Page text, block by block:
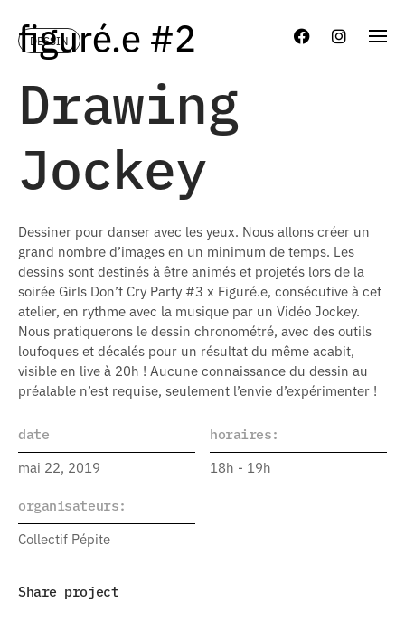
content
figuré.e #2
DESSIN
Drawing
Jockey
Dessiner pour danser avec les yeux. Nous allons créer un
grand nombre d’images en un minimum de temps. Les
dessins sont destinés à être animés et projetés lors de la
soirée Girls Don’t Cry Party #3 x Figuré.e, consécutive à cet
atelier, en rythme avec la musique par un Vidéo Jockey.
Nous pratiquerons le dessin chronométré, avec des outils
loufoques et décalés pour un résultat du même acabit,
visible en live à 20h ! Aucune connaissance du dessin au
préalable n’est requise, seulement l’envie d’expérimenter !
date
mai 22, 2019
horaires:
18h - 19h
organisateurs:
Collectif Pépite
Share project